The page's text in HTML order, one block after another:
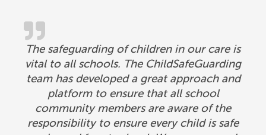
The safeguarding of children in our care is
vital to all schools. The ChildSafeGuarding
team has developed a great approach and
platform to ensure that all school
community members are aware of the
responsibility to ensure every child is safe